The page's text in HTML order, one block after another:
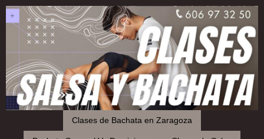
Clases de Bachata en Zaragoza